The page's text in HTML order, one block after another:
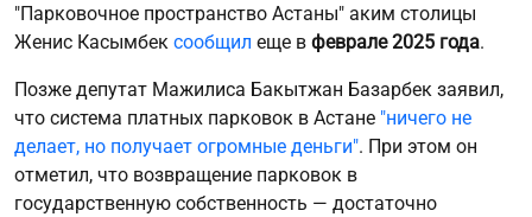
"Парковочное пространство Астаны" аким столицы
Женис Касымбек сообщил еще в феврале 2025 года.
Позже депутат Мажилиса Бакытжан Базарбек заявил,
что система платных парковок в Астане "ничего не
делает, но получает огромные деньги". При этом он
отметил, что возвращение парковок в
государственную собственность — достаточно